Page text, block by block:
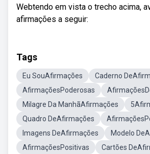
Webtendo em vista o trecho acima,
afirmações a seguir:
Tags
Eu SouAfirmações
Caderno
AfirmaçõesPoderosas
Milagre Da ManhãAfirmações
Quadro DeAfirmações
Imagens DeAfirmações
Modelo
AfirmaçõesPositivas
Cartões